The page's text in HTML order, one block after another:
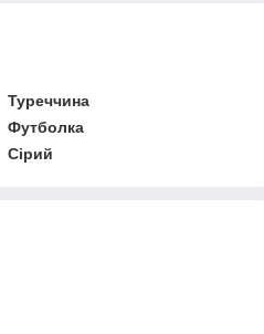
Туреччина
Футболка
Сірий